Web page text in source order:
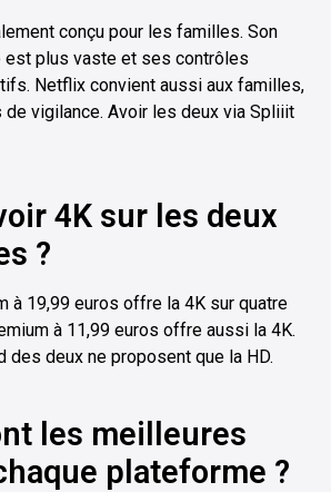
conçu pour les familles. Son
est plus vaste et ses contrôles
Netflix convient aussi aux familles,
de vigilance. Avoir les deux via Spliiit
4K sur les deux
?
à 19,99 euros offre la 4K sur quatre
à 11,99 euros offre aussi la 4K.
des deux ne proposent que la HD.
les meilleures
plateforme ?